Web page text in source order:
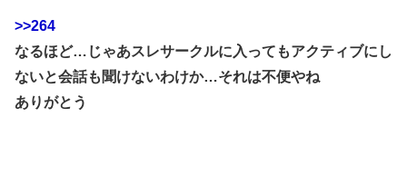
>>264
なるほど…じゃあスレサークルに入ってもアクティブにし
ないと会話も聞けないわけか…それは不便やね
ありがとう